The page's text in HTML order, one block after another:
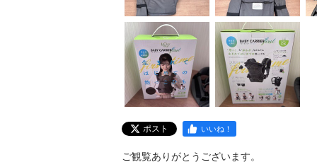
ポスト いいね！
ご観覧ありがとうございます。